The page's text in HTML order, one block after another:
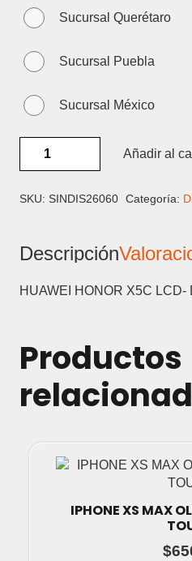
Sucursal Querétaro
Sucursal Puebla
Sucursal México
HONOR
/
LCD-
Y
Añadir al
SKU: SINDIS26060 Categoría:
Descripción
HUAWEI HONOR X5C LCD-
Productos
IPHONE XS MAX
$